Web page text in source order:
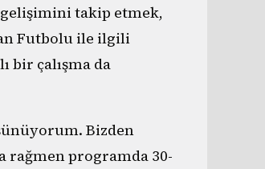
takip etmek,
Futbolu ile ilgili
bir çalışma da
Bizden
rağmen programda 30-